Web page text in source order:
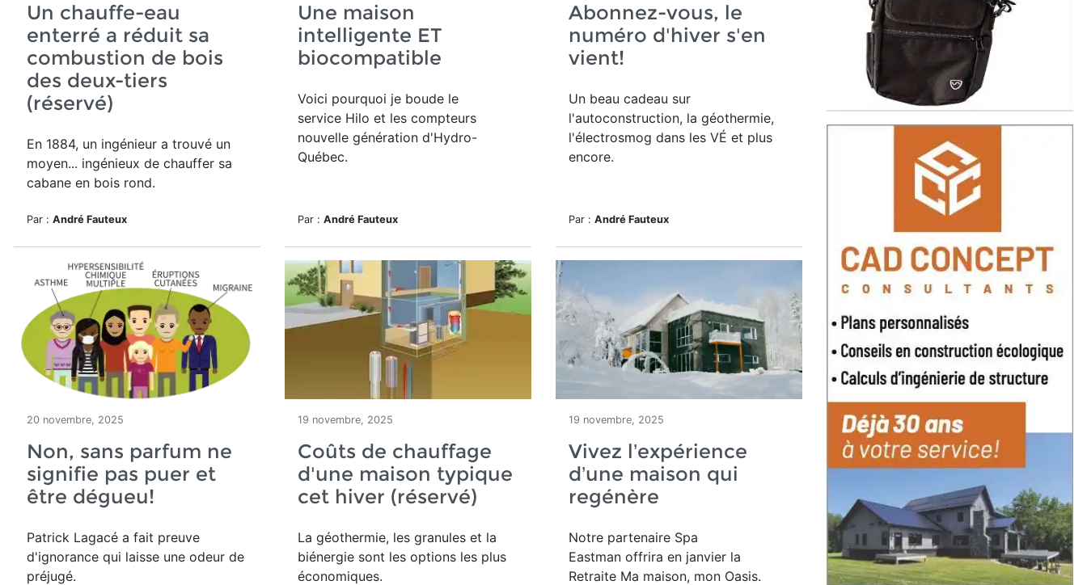
Un chauffe-eau
enterré a réduit sa
combustion de bois
des deux-tiers
(réservé)
En 1884, un ingénieur a trouvé un
moyen... ingénieux de chauffer sa
cabane en bois rond.
Par : André Fauteux
Une maison
intelligente ET
biocompatible
Voici pourquoi je boude le
service Hilo et les compteurs
nouvelle génération d'Hydro-
Québec.
Par : André Fauteux
Abonnez-vous, le
numéro d'hiver s'en
vient!
Un beau cadeau sur
l'autoconstruction, la géothermie,
l'électrosmog dans les VÉ et plus
encore.
Par : André Fauteux
20 novembre, 2025
Non, sans parfum ne
signifie pas puer et
être dégueu!
Patrick Lagacé a fait preuve
d'ignorance qui laisse une odeur de
préjugé.
19 novembre, 2025
Coûts de chauffage
d'une maison typique
cet hiver (réservé)
La géothermie, les granules et la
biénergie sont les options les plus
économiques.
19 novembre, 2025
Vivez l’expérience
d’une maison qui
regénère
Notre partenaire Spa
Eastman offrira en janvier la
Retraite Ma maison, mon Oasis.